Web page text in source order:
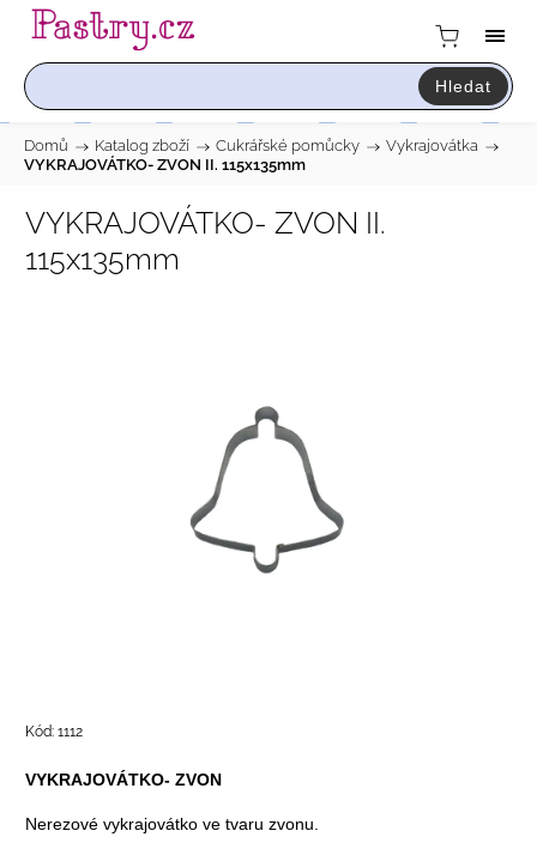
Hledat
Domů / Katalog zboží / Cukrářské pomůcky / Vykrajovátka /
VYKRAJOVÁTKO- ZVON II. 115x135mm
VYKRAJOVÁTKO- ZVON II.
115x135mm
Kód: 1112
VYKRAJOVÁTKO- ZVON
Nerezové vykrajovátko ve tvaru zvonu.